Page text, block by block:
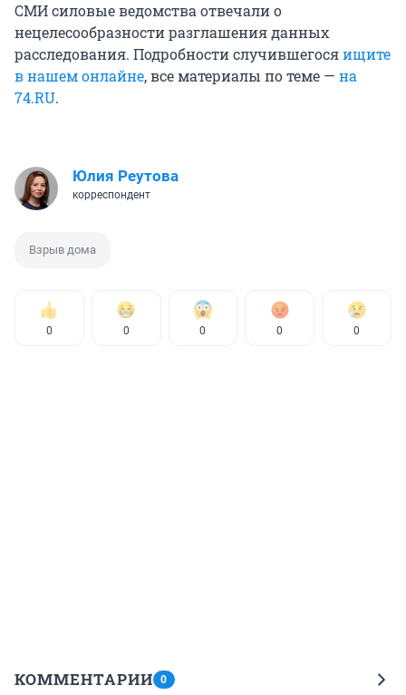
СМИ силовые ведомства отвечали о
нецелесообразности разглашения данных
расследования. Подробности случившегосяищите
в нашем онлайне, все материалы по теме — на
74.RU.
Юлия Реутова
корреспондент
Взрыв дома
0 0 0 0 0
КОММЕНТАРИИ 0